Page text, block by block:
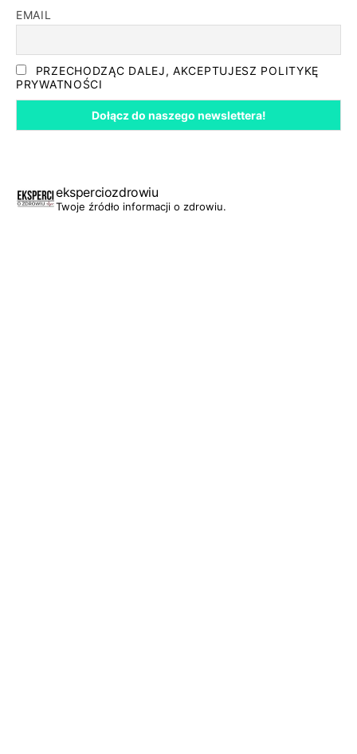
EMAIL
PRZECHODZĄC DALEJ, AKCEPTUJESZ POLITYKĘ
PRYWATNOŚCI
eksperciozdrowiu
Twoje źródło informacji o zdrowiu.